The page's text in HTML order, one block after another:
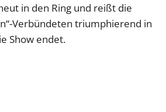
in den Ring und reißt die
Verbündeten triumphierend in
Show endet.